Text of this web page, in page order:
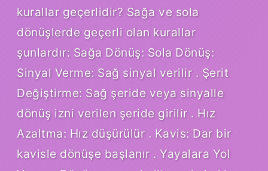
kurallar geçerlidir? Sağa ve sola
dönüşlerde geçerli olan kurallar
şunlardır: Sağa Dönüş: Sola Dönüş:
Sinyal Verme: Sağ sinyal verilir . Şerit
Değiştirme: Sağ şeride veya sinyalle
dönüş izni verilen şeride girilir . Hız
Azaltma: Hız düşürülür . Kavis: Dar bir
kavisle dönüşe başlanır . Yayalara Yol